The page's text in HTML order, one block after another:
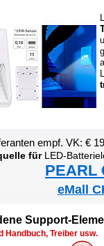
empf. VK: €
fürLED-
PEARL
eMall
Sup­port-
Hand­buch, Trei­ber usw.